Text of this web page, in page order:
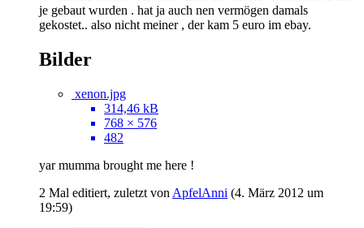
je gebaut wurden . hat ja auch nen vermögen damals
gekostet.. also nicht meiner , der kam 5 euro im ebay.
Bilder
xenon.jpg
314,46 kB
768 × 576
482
yar mumma brought me here !
2 Mal editiert, zuletzt von ApfelAnni (4. März 2012 um
19:59)